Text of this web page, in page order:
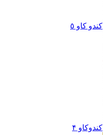
کندو کاو ٥
کندوکاو ۴